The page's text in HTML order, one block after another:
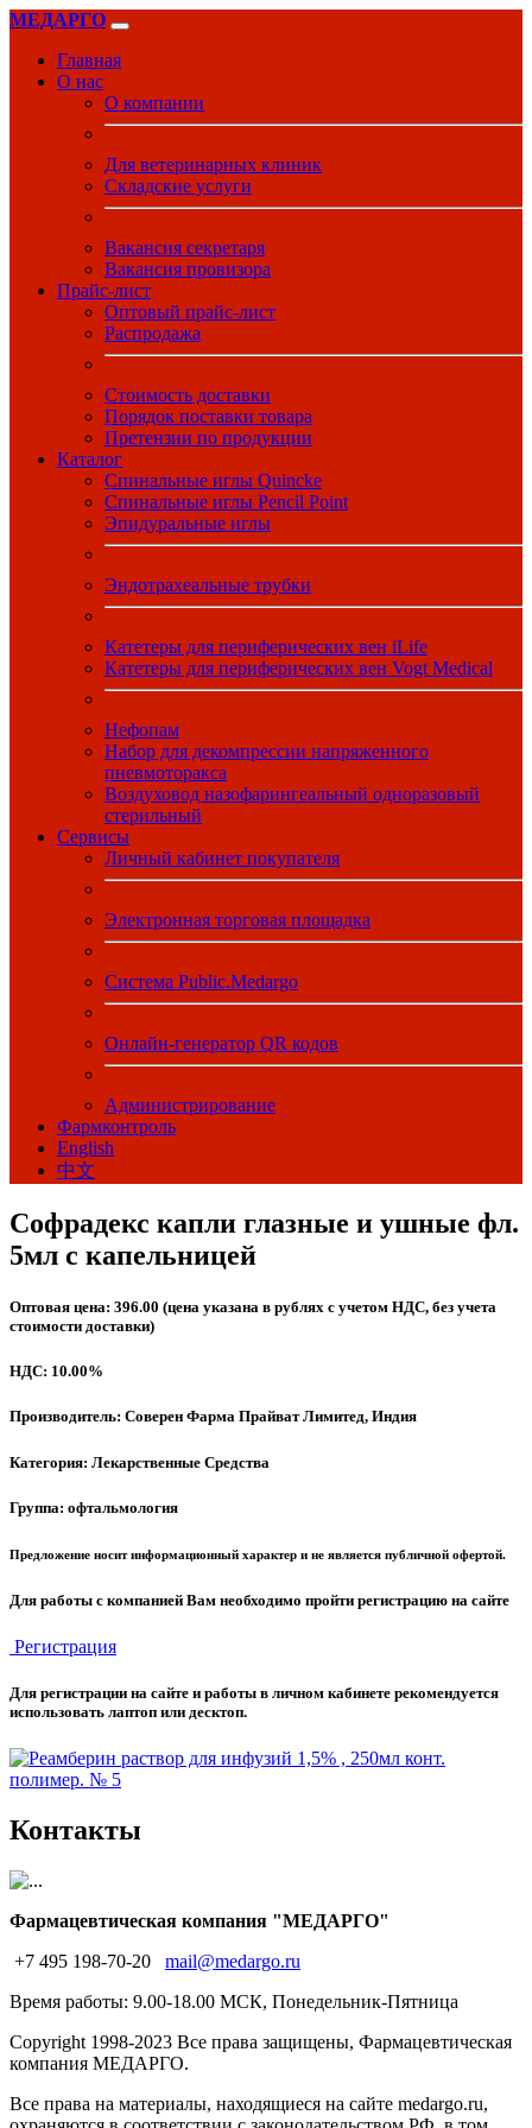
МЕДАРГО
Главная
О нас
О компании
Для ветеринарных клиник
Складские услуги
Вакансия секретаря
Вакансия провизора
Прайс-лист
Оптовый прайс-лист
Распродажа
Стоимость доставки
Порядок поставки товара
Претензии по продукции
Каталог
Спинальные иглы Quincke
Спинальные иглы Pencil Point
Эпидуральные иглы
Эндотрахеальные трубки
Катетеры для периферических вен iLife
Катетеры для периферических вен Vogt Medical
Нефопам
Набор для декомпрессии напряженного
пневмоторакса
Воздуховод назофарингеальный одноразовый
стерильный
Сервисы
Личный кабинет покупателя
Электронная торговая площадка
Система Public.Medargo
Онлайн-генератор QR кодов
Администрирование
Фармконтроль
English
中文
Софрадекс капли глазные и ушные фл.
5мл с капельницей
Оптовая цена: 396.00 (цена указана в рублях с учетом НДС, без учета
стоимости доставки)
НДС: 10.00%
Производитель: Соверен Фарма Прайват Лимитед, Индия
Категория: Лекарственные Средства
Группа: офтальмология
Предложение носит информационный характер и не является публичной офертой.
Для работы с компанией Вам необходимо пройти регистрацию на сайте
Регистрация
Для регистрации на сайте и работы в личном кабинете рекомендуется
использовать лаптоп или десктоп.
Контакты
Фармацевтическая компания "МЕДАРГО"
+7 495 198-70-20
mail@medargo.ru
Время работы: 9.00-18.00 МСК, Понедельник-Пятница
Copyright 1998-2023 Все права защищены, Фармацевтическая
компания МЕДАРГО.
Все права на материалы, находящиеся на сайте medargo.ru,